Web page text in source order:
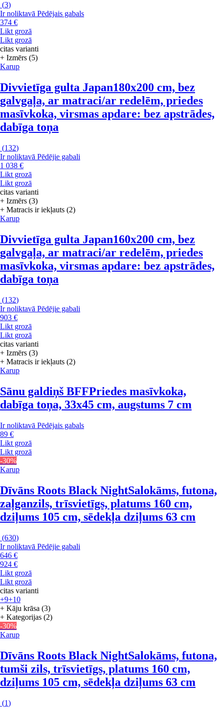
(3)
Ir noliktavā Pēdējais gabals
374 €
Likt grozā
Likt grozā
citas varianti
+ Izmērs (5)
Karup
Divvietīga gulta Japan180x200 cm, bez
galvgaļa, ar matraci/ar redelēm, priedes
masīvkoka, virsmas apdare: bez apstrādes,
dabīga toņa
(132)
Ir noliktavā Pēdējie gabali
1 038 €
Likt grozā
Likt grozā
citas varianti
+ Izmērs (3)
+ Matracis ir iekļauts (2)
Karup
Divvietīga gulta Japan160x200 cm, bez
galvgaļa, ar matraci/ar redelēm, priedes
masīvkoka, virsmas apdare: bez apstrādes,
dabīga toņa
(132)
Ir noliktavā Pēdējie gabali
903 €
Likt grozā
Likt grozā
citas varianti
+ Izmērs (3)
+ Matracis ir iekļauts (2)
Karup
Sānu galdiņš BFFPriedes masīvkoka,
dabīga toņa, 33x45 cm, augstums 7 cm
Ir noliktavā Pēdējais gabals
89 €
Likt grozā
Likt grozā
-30%
Karup
Dīvāns Roots Black NightSalokāms, futona,
zaļganzils, trīsvietīgs, platums 160 cm,
dziļums 105 cm, sēdekļa dziļums 63 cm
(630)
Ir noliktavā Pēdējie gabali
646 €
924 €
Likt grozā
Likt grozā
citas varianti
+9+10
+ Kāju krāsa (3)
+ Kategorijas (2)
-30%
Karup
Dīvāns Roots Black NightSalokāms, futona,
tumši zils, trīsvietīgs, platums 160 cm,
dziļums 105 cm, sēdekļa dziļums 63 cm
(1)